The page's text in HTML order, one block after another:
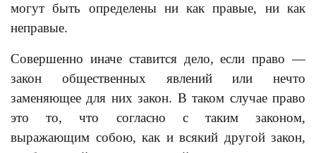
могут быть определены ни как правые, ни как
неправые.
Совершенно иначе ставится дело, если право —
закон общественных явлений или нечто
заменяющее для них закон. В таком случае право
это то, что согласно с таким законом,
выражающим собою, как и всякий другой закон,